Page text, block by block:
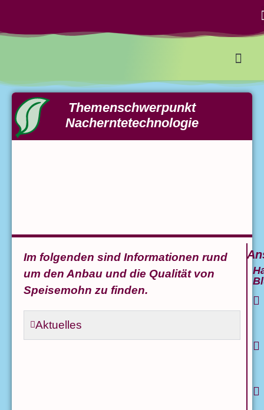
Themenschwerpunkt
Nacherntetechnologie
Im folgenden sind Informationen rund
um den Anbau und die Qualität von
Speisemohn zu finden.
Aktuelles